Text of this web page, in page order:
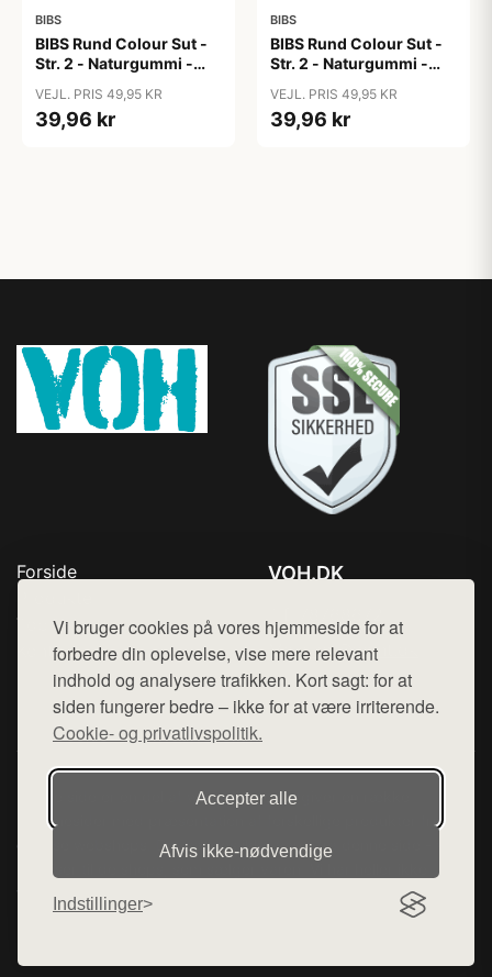
Vi bruger cookies på vores hjemmeside for at
forbedre din oplevelse, vise mere relevant
indhold og analysere trafikken. Kort sagt: for at
siden fungerer bedre – ikke for at være irriterende.
Cookie- og privatlivspolitik.
Accepter alle
Afvis ikke‑nødvendige
Indstillinger
BIBS
BIBS Rund Colour Sut -
Str. 2 - Naturgummi -
Pink/Coral
VEJL. PRIS 49,95 KR
39,96 kr
BIBS
BIBS Rund Colour Sut -
Str. 2 - Naturgummi -
Blush/Woodchuck
VEJL. PRIS 49,95 KR
39,96 kr
Forside
Top Rabatter
Kontakt
VOH.DK
Mail: hej@want.dk
Cookie- og privatlivspolitik
Denne side er en del af want.dk, der udgiver en række
hjemmesider med præsentation af forskellige produkter fra
diverse webshops. Der sælges ikke varer fra denne side - vi
henviser til de shops, som sælger varen. Vi har heller ikke
varerne på lager.